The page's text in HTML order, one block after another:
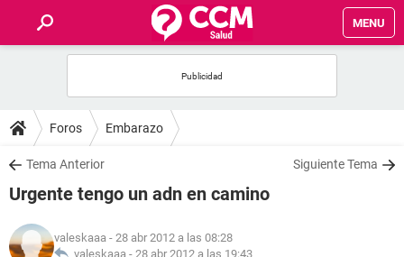
MENU
FOROS
SALUD
FAMILIA
NUTRICIÓN
Foros Embarazo
Tema Anterior Siguiente Tema
Urgente tengo un adn en camino
valeskaaa - 28 abr 2012 a las 08:28
valeskaaa - 28 abr 2012 a las 19:43